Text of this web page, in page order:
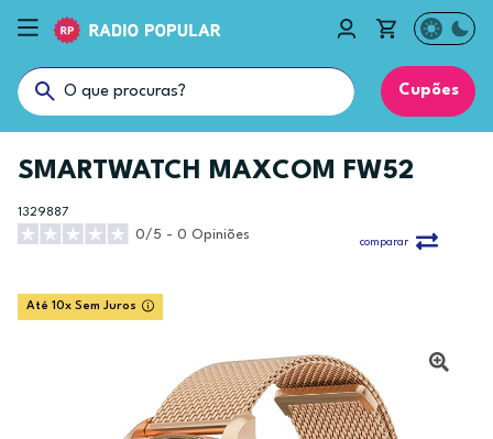
Cupões
SMARTWATCH MAXCOM FW52
1329887
0/5 - 0 Opiniões
comparar
Até 10x Sem Juros